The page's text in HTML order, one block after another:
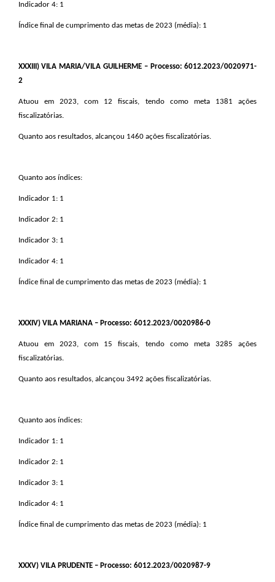
Indicador 4: 1
Índice final de cumprimento das metas de 2023 (média): 1
XXXIII
) VILA MARIA/VILA GUILHERME – Processo: 6012.2023/0020971-
2
Atuou em 2023, com 12 fiscais, tendo como meta 1381 ações
fiscalizatórias.
Quanto aos resultados, alcançou 1460 ações fiscalizatórias.
Quanto aos índices:
Indicador 1: 1
Indicador 2: 1
Indicador 3: 1
Indicador 4: 1
Índice final de cumprimento das metas de 2023 (média): 1
XXXIV) VILA MARIANA – Processo: 6012.2023/0020986-0
Atuou em 2023, com 15 fiscais, tendo como meta 3285 ações
fiscalizatórias.
Quanto aos resultados, alcançou 3492 ações fiscalizatórias.
Quanto aos índices:
Indicador 1: 1
Indicador 2: 1
Indicador 3: 1
Indicador 4: 1
Índice final de cumprimento das metas de 2023 (média): 1
XXXV) VILA PRUDENTE – Processo: 6012.2023/0020987-9